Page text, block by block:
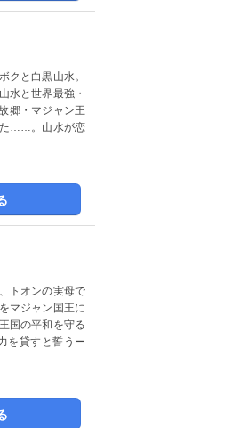
クと白黒山水。
水と世界最強・
郷・マジャン王
た……。山水が恋
トオンの実母で
マジャン国王に
国の平和を守る
を貸すと誓うー